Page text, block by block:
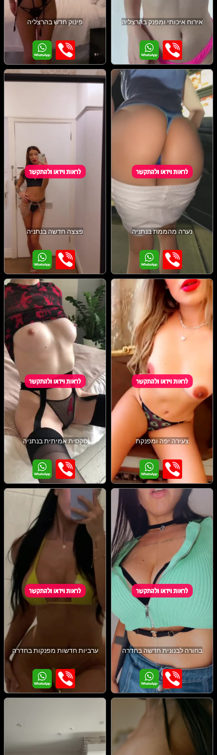
אירוח איכותי ומפנק בהרצליה פינוק חדש בהרצליה
נערה מהממת בנתניה פצצה חדשה בנתניה
צעירה יפה ומפנקת סקסית אמיתית בנתניה
בחורה לבנונית חדשה בחדרה ערביות חדשות מפנקות בחדרה